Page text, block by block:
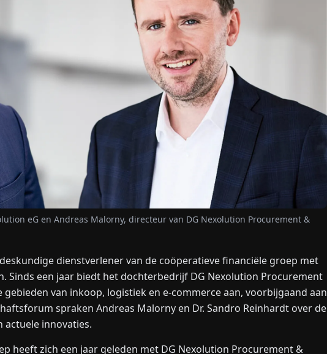
eG en Andreas Malorny, directeur van DG Nexolution Procurement &
dienstverlener van de coöperatieve financiële groep met
Sinds een jaar biedt het dochterbedrijf DG Nexolution Procurement
van inkoop, logistiek en e-commerce aan, voorbijgaand aan
spraken Andreas Malorny en Dr. Sandro Reinhardt over de
innovaties.
heeft zich een jaar geleden met DG Nexolution Procurement &